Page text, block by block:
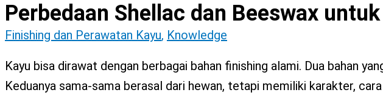
Artikel
Lokasi Agen
Kontak Kami
Perbedaan Shellac dan Beeswax
Finishing dan Perawatan Kayu, Knowledge
Kayu bisa dirawat dengan berbagai bahan finishing alami. Dua bahan
Keduanya sama-sama berasal dari hewan, tetapi memiliki karakter,